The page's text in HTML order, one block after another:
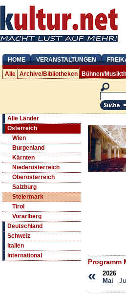
HOME VERANSTALTUNGEN
Alle Archive/Bibliotheken Bühnen/
Alle Länder
Österreich
Wien
Burgenland
Kärnten
Niederösterreich
Oberösterreich
Salzburg
Steiermark
Tirol
Vorarlberg
Deutschland
Schweiz
Italien
International
Programm
«
2026
Mai